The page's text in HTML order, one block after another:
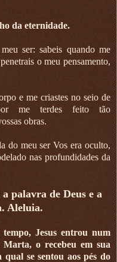
da eternidade.
ser: sabeis quando me
o meu pensamento,
e me criastes no seio de
me terdes feito tão
obras.
do meu ser Vos era oculto,
nas profundidades da
palavra de Deus e a
Aleluia.
tempo, Jesus entrou num
o recebeu em sua
se sentou aos pés do